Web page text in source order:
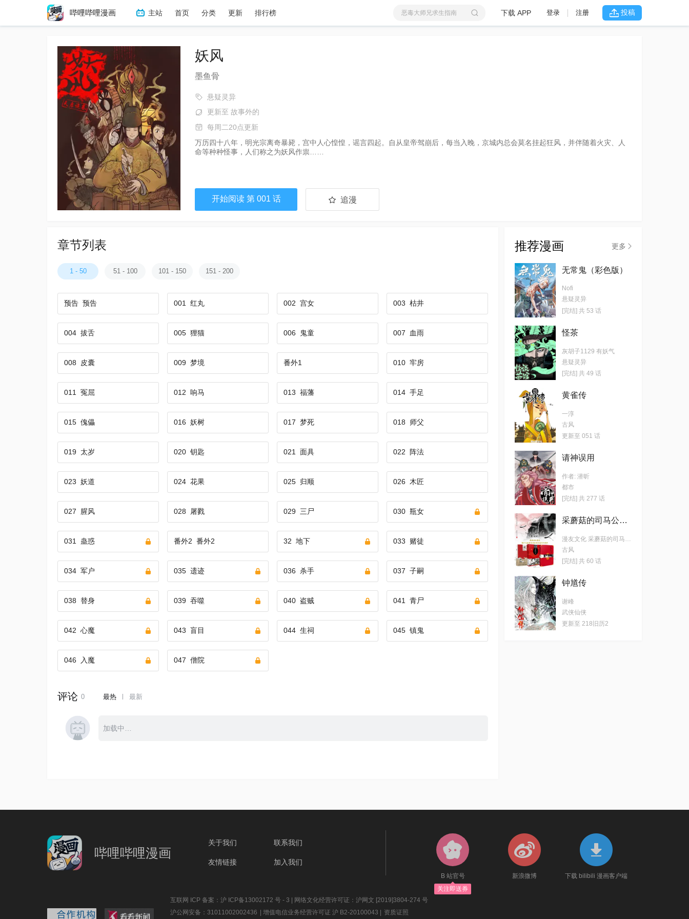
妖风
墨鱼骨
悬疑灵异
更新至 故事外的
每周二20点更新
万历四十八年，明光宗离奇暴毙，宫中人心惶惶，谣言四起。自从皇帝驾崩后，每当入晚，京城内总会莫名挂起狂风，并伴随着火灾、人
命等种种怪事，人们称之为妖风作祟……
开始阅读 第 001 话
追漫
已追
章节列表
1 - 50 51 - 100 101 - 150 151 - 200
预告 预告 001 红丸 002 宫女 003 枯井
004 拔舌 005 狸猫 006 鬼童 007 血雨
008 皮囊 009 梦境 番外1 010 牢房
011 冤屈 012 响马 013 福藩 014 手足
015 傀儡 016 妖树 017 梦死 018 师父
019 太岁 020 钥匙 021 面具 022 阵法
023 妖道 024 花果 025 归顺 026 木匠
027 腥风 028 屠戮 029 三尸 030 瓶女
031 蛊惑 番外2 番外2 32 地下 033 赌徒
034 军户 035 遗迹 036 杀手 037 子嗣
038 替身 039 吞噬 040 盗贼 041 青尸
042 心魔 043 盲目 044 生祠 045 镇鬼
046 入魔 047 僧院
推荐漫画 更多
无常鬼（彩色版）
Nofi
悬疑灵异
[完结] 共 53 话
怪茶
灰胡子1129 有妖气
悬疑灵异
[完结] 共 49 话
黄雀传
一淳
古风
更新至 051 话
请神误用
作者: 潜昕
都市
[完结] 共 277 话
采蘑菇的司马公公·中华民俗志怪绘本合辑（道、迷仙引、笑尘觉）
漫友文化 采蘑菇的司马公公
古风
[完结] 共 60 话
钟馗传
谢峰
武侠仙侠
更新至 218旧历2
哔哩哔哩漫画
关于我们 联系我们
友情链接 加入我们
B 站官号
关注即送券
新浪微博 下载 bilibili 漫画客户端
互联网 ICP 备案：沪 ICP备13002172 号 - 3 | 网络文化经营许可证：沪网文 [2019]3804-274 号
沪公网安备：31011002002436 | 增值电信业务经营许可证 沪 B2-20100043 | 资质证照
哔哩哔哩漫画 主站 首页 分类 更新 排行榜
恶毒大师兄求生指南
有兽焉
下载 APP 登录 注册 投稿